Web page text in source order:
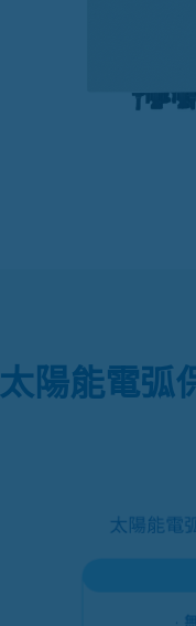
太陽能電弧